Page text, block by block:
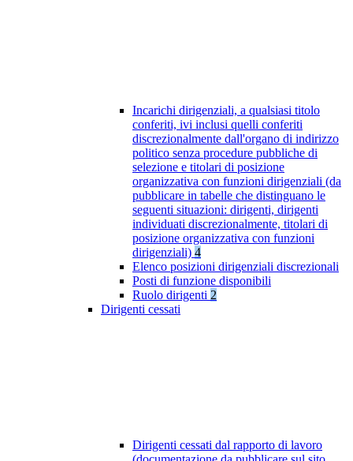
Incarichi dirigenziali, a qualsiasi titolo
conferiti, ivi inclusi quelli conferiti
discrezionalmente dall'organo di indirizzo
politico senza procedure pubbliche di
selezione e titolari di posizione
organizzativa con funzioni dirigenziali (da
pubblicare in tabelle che distinguano le
seguenti situazioni: dirigenti, dirigenti
individuati discrezionalmente, titolari di
posizione organizzativa con funzioni
dirigenziali) 4
Elenco posizioni dirigenziali discrezionali
Posti di funzione disponibili
Ruolo dirigenti 2
Dirigenti cessati
Dirigenti cessati dal rapporto di lavoro